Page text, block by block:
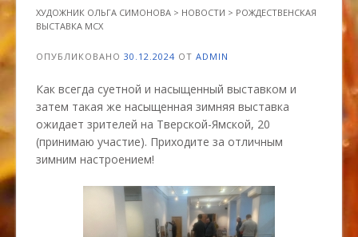
ХУДОЖНИК ОЛЬГА СИМОНОВА > НОВОСТИ > РОЖДЕСТВЕНСКАЯ
ВЫСТАВКА МСХ
ОПУБЛИКОВАНО 30.12.2024 ОТ ADMIN
Как всегда суетной и насыщенный выставком и
затем такая же насыщенная зимняя выставка
ожидает зрителей на Тверской-Ямской, 20
(принимаю участие). Приходите за отличным
зимним настроением!